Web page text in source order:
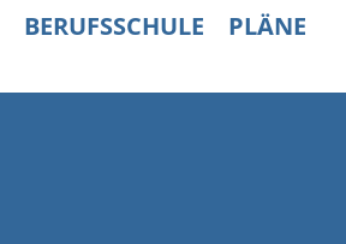
BERUFSSCHULE
PLÄNE